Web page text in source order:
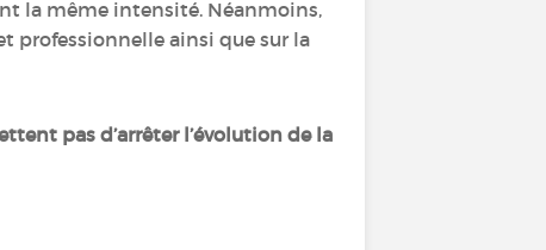
la même intensité. Néanmoins,
professionnelle ainsi que sur la
pas d’arrêter l’évolution de la